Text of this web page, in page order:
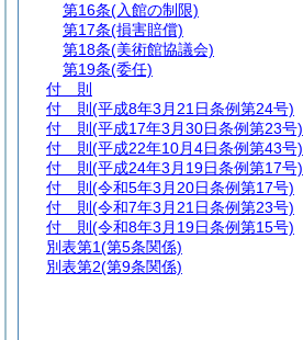
第16条(入館の制限)
第17条(損害賠償)
第18条(美術館協議会)
第19条(委任)
付 則
付 則 (平成8年3月21日条例第24号)
付 則 (平成17年3月30日条例第23号)
付 則 (平成22年10月4日条例第43号)
付 則 (平成24年3月19日条例第17号)
付 則 (令和5年3月20日条例第17号)
付 則 (令和7年3月21日条例第23号)
付 則 (令和8年3月19日条例第15号)
別表第1(第5条関係)
別表第2(第9条関係)